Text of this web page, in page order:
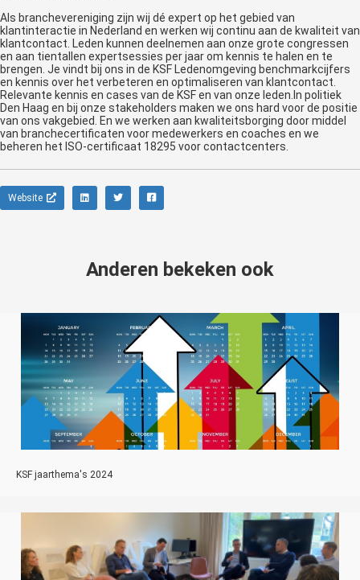
Als branchevereniging zijn wij dé expert op het gebied van
klantinteractie in Nederland en werken wij continu aan de kwaliteit van
klantcontact. Leden kunnen deelnemen aan onze grote congressen
en aan tientallen expertsessies per jaar om kennis te halen en te
brengen. Je vindt bij ons in de KSF Ledenomgeving benchmarkcijfers
en kennis over het verbeteren en optimaliseren van klantcontact.
Relevante kennis en cases van de KSF en van onze leden.In politiek
Den Haag en bij onze stakeholders maken we ons hard voor de positie
van ons vakgebied. En we werken aan kwaliteitsborging door middel
van branchecertificaten voor medewerkers en coaches en we
beheren het ISO-certificaat 18295 voor contactcenters.
Website
Anderen bekeken ook
KSF jaarthema's 2024